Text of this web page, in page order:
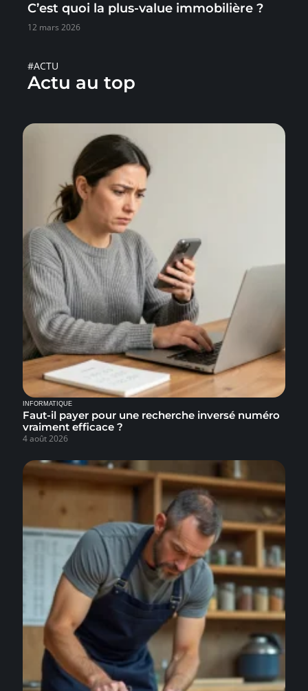
C’est quoi la plus-value immobilière ?
12 mars 2026
#ACTU
Actu au top
INFORMATIQUE
Faut-il payer pour une recherche inversé numéro
vraiment efficace ?
4 août 2026